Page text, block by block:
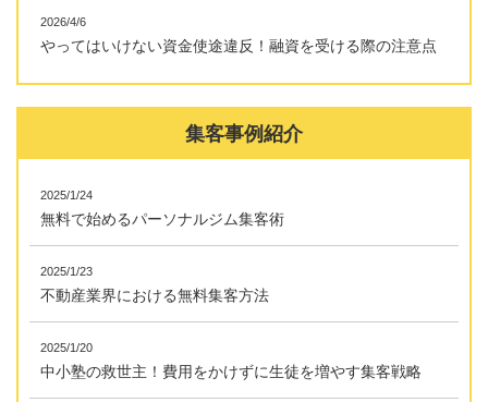
2026/4/6
やってはいけない資金使途違反！融資を受ける際の注意点
集客事例紹介
2025/1/24
無料で始めるパーソナルジム集客術
2025/1/23
不動産業界における無料集客方法
2025/1/20
中小塾の救世主！費用をかけずに生徒を増やす集客戦略